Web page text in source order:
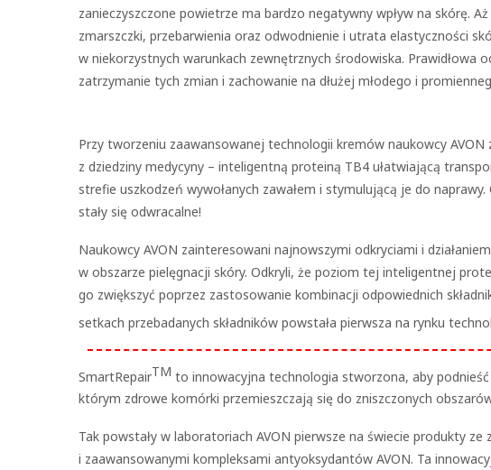
zanieczyszczone powietrze ma bardzo negatywny wpływ na skórę.
zmarszczki, przebarwienia oraz odwodnienie i utrata elastyczności
w niekorzystnych warunkach zewnętrznych środowiska. Prawidłowa
zatrzymanie tych zmian i zachowanie na dłużej młodego i
Przy tworzeniu zaawansowanej technologii kremów naukowcy AVON
z dziedziny medycyny – inteligentną proteiną TB4 ułatwiającą
strefie uszkodzeń wywołanych zawałem i stymulującą je do
stały się odwracalne!
Naukowcy AVON zainteresowani najnowszymi odkryciami i
w obszarze pielęgnacji skóry. Odkryli, że poziom tej inteligentnej
go zwiększyć poprzez zastosowanie kombinacji odpowiednich
setkach przebadanych składników powstała pierwsza na rynku
SmartRepairTM to innowacyjna technologia stworzona, aby
którym zdrowe komórki przemieszczają się do zniszczonych
Tak powstały w laboratoriach AVON pierwsze na świecie produkty
i zaawansowanymi kompleksami antyoksydantów AVON. Ta